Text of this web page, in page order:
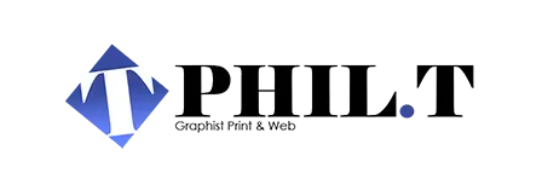
contenu